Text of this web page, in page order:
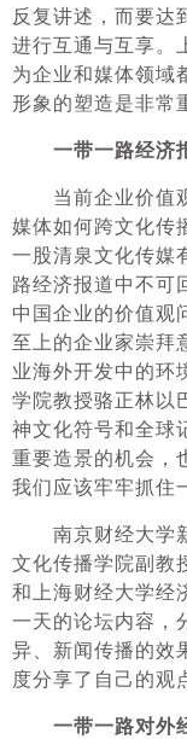
反复讲述，而要达
进行互通与互享。
为企业和媒体领域
形象的塑造是非常
一带一路经济报
当前企业价值观
媒体如何跨文化传
一股清泉文化传媒
路经济报道中不可
中国企业的价值观
至上的企业家崇拜
业海外开发中的环
学院教授骆正林以
神文化符号和全球
重要造景的机会，
我们应该牢牢抓住
南京财经大学新
文化传播学院副教
和上海财经大学经
一天的论坛内容，
异、新闻传播的效
度分享了自己的观
一带一路对外经